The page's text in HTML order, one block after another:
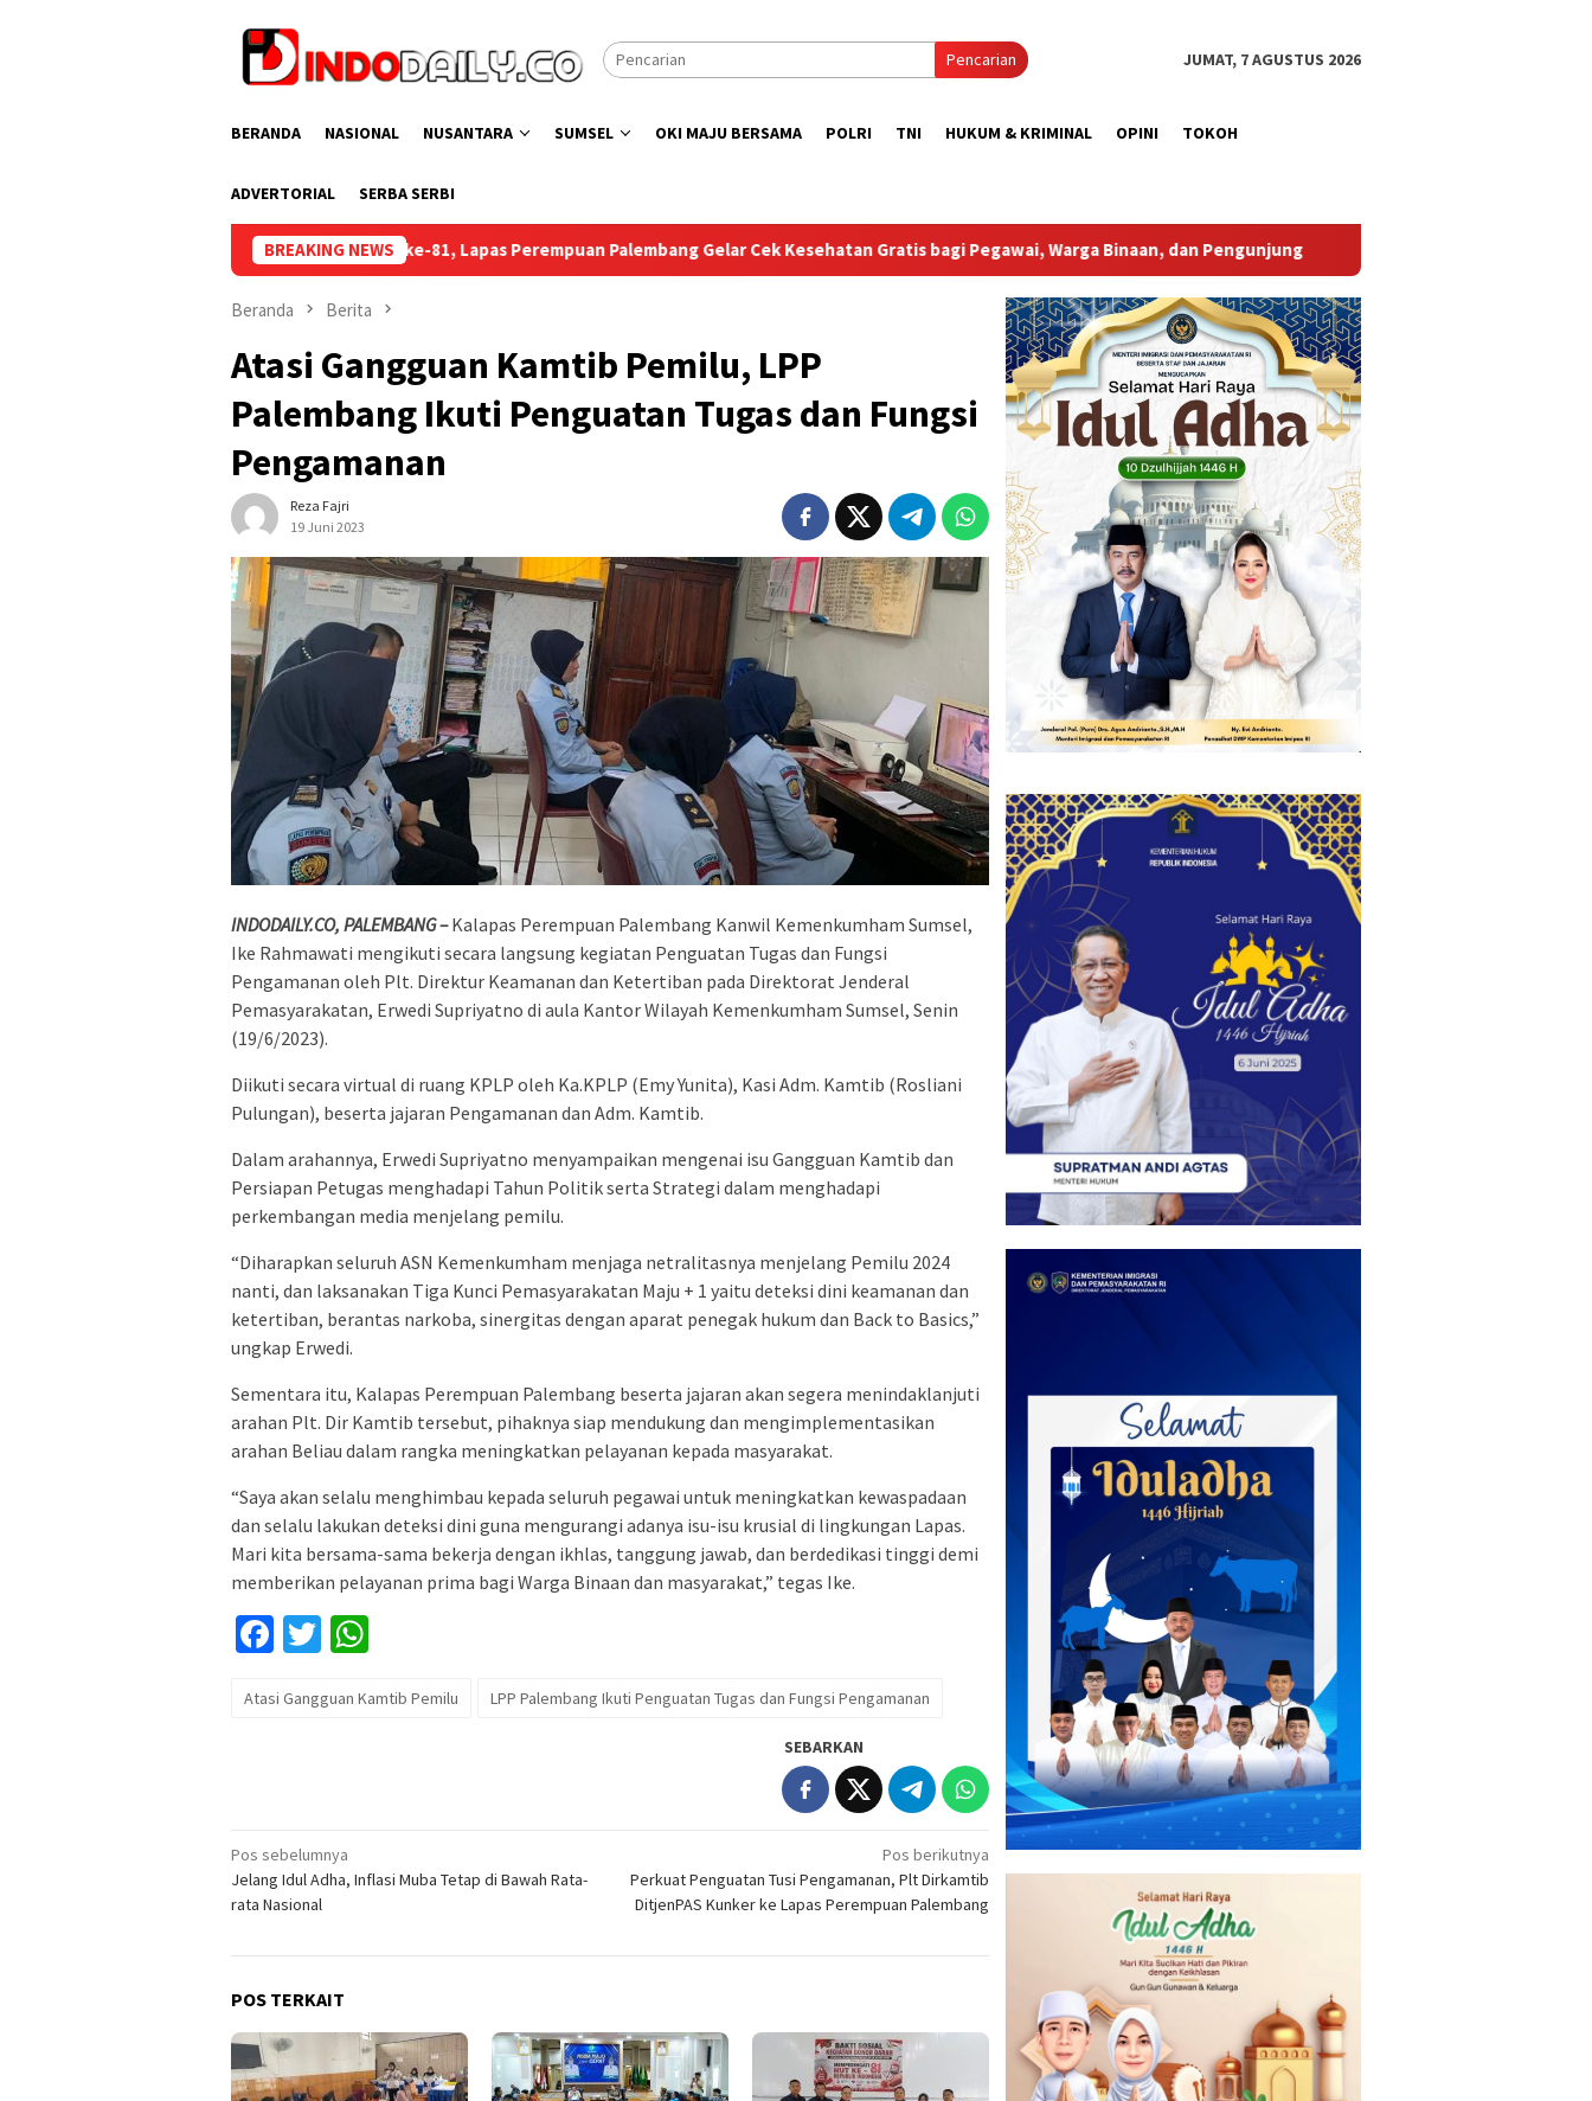
Pencarian JUMAT, 7 AGUSTUS 2026
BERANDA NASIONAL NUSANTARA SUMSEL OKI MAJU BERSAMA POLRI TNI HUKUM & KRIMINAL OPINI TOKOH
ADVERTORIAL SERBA SERBI
BREAKING NEWS
HUT RI ke-81, Lapas Perempuan Palembang Gelar Cek Kesehatan Gratis bagi Pegawai, Warga Binaan, dan Pengunjung Bupati Muba Sambut Aspirasi Santun Gabungan Lembaga
Beranda Berita
Atasi Gangguan Kamtib Pemilu, LPP
Palembang Ikuti Penguatan Tugas dan Fungsi
Pengamanan
Reza Fajri
19 Juni 2023
INDODAILY.CO, PALEMBANG –Kalapas Perempuan Palembang Kanwil Kemenkumham Sumsel,
Ike Rahmawati mengikuti secara langsung kegiatan Penguatan Tugas dan Fungsi
Pengamanan oleh Plt. Direktur Keamanan dan Ketertiban pada Direktorat Jenderal
Pemasyarakatan, Erwedi Supriyatno di aula Kantor Wilayah Kemenkumham Sumsel, Senin
(19/6/2023).
Diikuti secara virtual di ruang KPLP oleh Ka.KPLP (Emy Yunita), Kasi Adm. Kamtib (Rosliani
Pulungan), beserta jajaran Pengamanan dan Adm. Kamtib.
Dalam arahannya, Erwedi Supriyatno menyampaikan mengenai isu Gangguan Kamtib dan
Persiapan Petugas menghadapi Tahun Politik serta Strategi dalam menghadapi
perkembangan media menjelang pemilu.
“Diharapkan seluruh ASN Kemenkumham menjaga netralitasnya menjelang Pemilu 2024
nanti, dan laksanakan Tiga Kunci Pemasyarakatan Maju + 1 yaitu deteksi dini keamanan dan
ketertiban, berantas narkoba, sinergitas dengan aparat penegak hukum dan Back to Basics,”
ungkap Erwedi.
Sementara itu, Kalapas Perempuan Palembang beserta jajaran akan segera menindaklanjuti
arahan Plt. Dir Kamtib tersebut, pihaknya siap mendukung dan mengimplementasikan
arahan Beliau dalam rangka meningkatkan pelayanan kepada masyarakat.
“Saya akan selalu menghimbau kepada seluruh pegawai untuk meningkatkan kewaspadaan
dan selalu lakukan deteksi dini guna mengurangi adanya isu-isu krusial di lingkungan Lapas.
Mari kita bersama-sama bekerja dengan ikhlas, tanggung jawab, dan berdedikasi tinggi demi
memberikan pelayanan prima bagi Warga Binaan dan masyarakat,” tegas Ike.
Facebook
Twitter
Atasi Gangguan Kamtib Pemilu LPP Palembang Ikuti Penguatan Tugas dan Fungsi Pengamanan
SEBARKAN
Navigasi
pos
Pos sebelumnya
Jelang Idul Adha, Inflasi Muba Tetap di Bawah Rata-
rata Nasional
Pos berikutnya
Perkuat Penguatan Tusi Pengamanan, Plt Dirkamtib
DitjenPAS Kunker ke Lapas Perempuan Palembang
POS TERKAIT